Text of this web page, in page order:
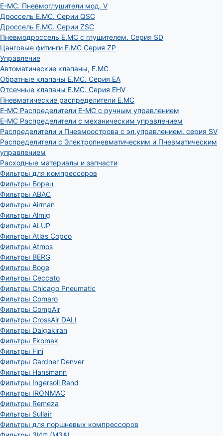
E-MC. Пневмоглушители мод. V
Дроссель E.MC. Серии QSC
Дроссель E.MC. Серии ZSC
Пневмодроссель E.MC с глушителем. Серия SD
Цанговые фитинги E.MC Серия ZP
Управление
Автоматические клапаны, Е.МС
Обратные клапаны E.MC. Серия EA
Отсечные клапаны E.MC. Серия EHV
Пневматические распределители E.MC
E-MC Распределители E-MC с ручным управлением
E-MC Распределители с механическим управлением
Распределители и Пневмоострова с эл.управлением. серия SV
Распределители с Электропневматическим и Пневматическим
управлением
Расходные материалы и запчасти
Фильтры для компрессоров
Фильтры Борец
Фильтры ABAC
Фильтры Airman
Фильтры Almig
Фильтры ALUP
Фильтры Atlas Copco
Фильтры Atmos
Фильтры BERG
Фильтры Boge
Фильтры Ceccato
Фильтры Chicago Pneumatic
Фильтры Comaro
Фильтры CompAir
Фильтры CrossAir DALI
Фильтры Dalgakiran
Фильтры Ekomak
Фильтры Fini
Фильтры Gardner Denver
Фильтры Hansmann
Фильтры Ingersoll Rand
Фильтры IRONMAC
Фильтры Remeza
Фильтры Sullair
Фильтры для поршневых компрессоров